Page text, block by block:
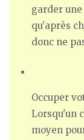
garder
qu'après
donc ne
Occuper
Lorsqu'un
moyen